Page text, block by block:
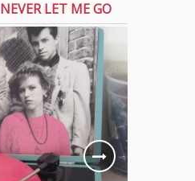
NEVER LET ME GO